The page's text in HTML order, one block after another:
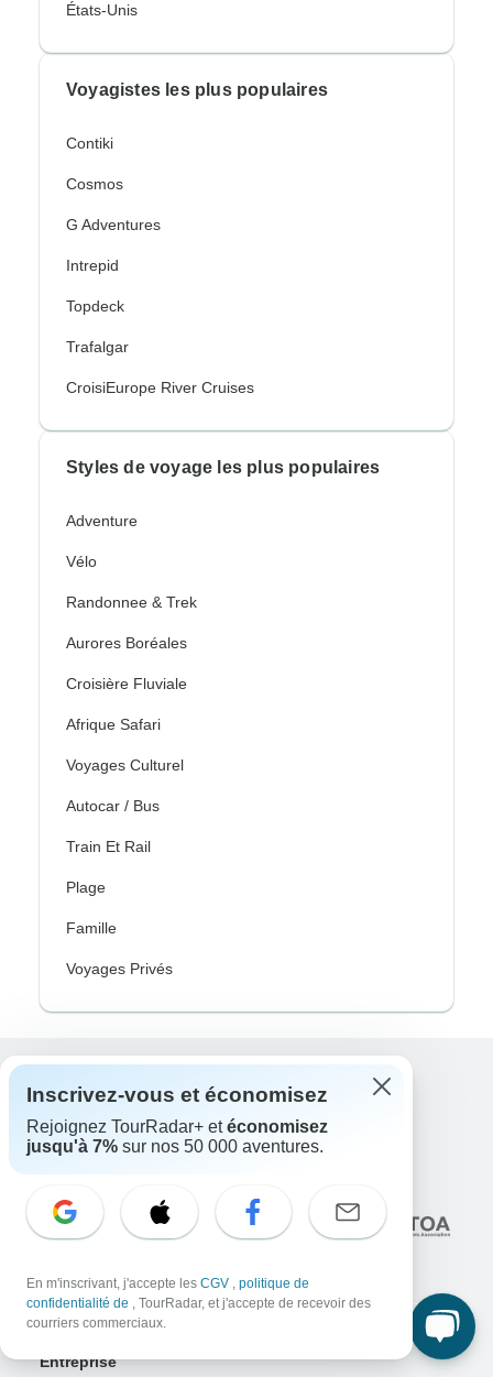
États-Unis
Voyagistes les plus populaires
Contiki
Cosmos
G Adventures
Intrepid
Topdeck
Trafalgar
CroisiEurope River Cruises
Styles de voyage les plus populaires
Adventure
Vélo
Randonnee & Trek
Aurores Boréales
Croisière Fluviale
Afrique Safari
Voyages Culturel
Autocar / Bus
Train Et Rail
Plage
Famille
Voyages Privés
Excellent
10,000+avis sur
Entreprise
Inscrivez-vous et économisez
Rejoignez TourRadar+ etéconomisez
jusqu'à 7% sur nos 50 000 aventures.
En m'inscrivant, j'accepte les CGV , politique de
confidentialité de , TourRadar, et j'accepte de recevoir des
courriers commerciaux.